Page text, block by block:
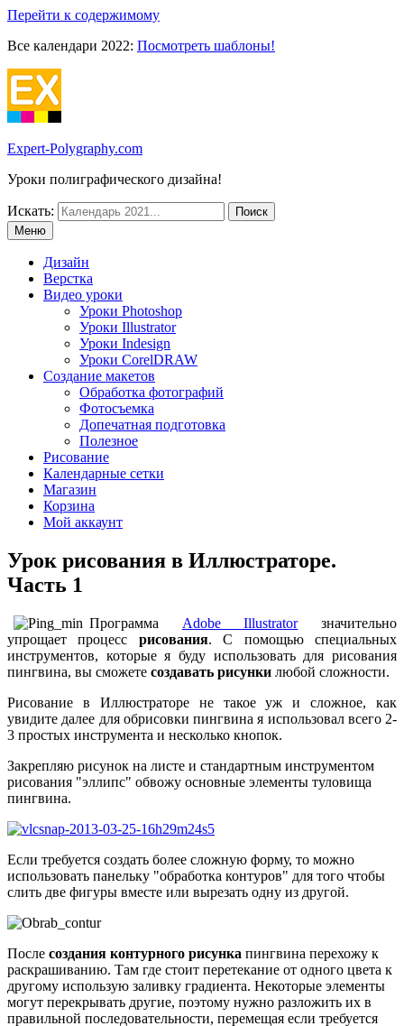
Перейти к содержимому
Все календари 2022: Посмотреть шаблоны!
Expert-Polygraphy.com
Уроки полиграфического дизайна!
Искать:
Меню
Дизайн
Верстка
Видео уроки
Уроки Photoshop
Уроки Illustrator
Уроки Indesign
Уроки CorelDRAW
Создание макетов
Обработка фотографий
Фотосъемка
Допечатная подготовка
Полезное
Рисование
Календарные сетки
Магазин
Корзина
Мой аккаунт
Урок рисования в Иллюстраторе.
Часть 1
Программа Adobe Illustratorзначительно
упрощает процесс рисования. С помощью специальных
инструментов, которые я буду использовать для рисования
пингвина, вы сможете создавать рисунки любой сложности.
Рисование в Иллюстраторе не такое уж и сложное, как
увидите далее для обрисовки пингвина я использовал всего 2-
3 простых инструмента и несколько кнопок.
Закрепляю рисунок на листе и стандартным инструментом
рисования "эллипс" обвожу основные элементы туловища
пингвина.
Если требуется создать более сложную форму, то можно
использовать панельку "обработка контуров" для того чтобы
слить две фигуры вместе или вырезать одну из другой.
После создания контурного рисунка пингвина перехожу к
раскрашиванию. Там где стоит перетекание от одного цвета к
другому использую заливку градиента. Некоторые элементы
могут перекрывать другие, поэтому нужно разложить их в
правильной последовательности, перемещая если требуется